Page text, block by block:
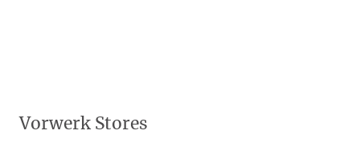
Vorwerk Stores